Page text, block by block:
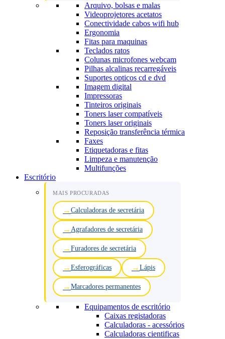
Arquivo, bolsas e malas
Videoprojetores acetatos
Conectividade cabos wifi hub
Ergonomia
Fitas para maquinas
Teclados ratos
Colunas microfones webcam
Pilhas alcalinas recarregáveis
Suportes opticos cd e dvd
Imagem digital
Impressoras
Tinteiros originais
Toners laser compatíveis
Toners laser originais
Reposição transferência térmica
Faxes
Etiquetadoras e fitas
Limpeza e manutenção
Multifunções
Escritório
MAIS PROCURADAS
Calculadoras de secretária
Agrafadores de secretária
Furadores de secretária
Esferográficas Lápis
Marcadores permanentes
Equipamentos de escritório
Caixas registadoras
Calculadoras - acessórios
Calculadoras cientificas